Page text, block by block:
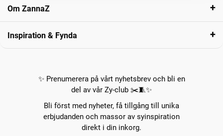
Om ZannaZ
Inspiration & Fynda
✨ Prenumerera på vårt nyhetsbrev och bli en
del av vår Zy-club ✂️🧵✨
Bli först med nyheter, få tillgång till unika
erbjudanden och massor av syinspiration
direkt i din inkorg.